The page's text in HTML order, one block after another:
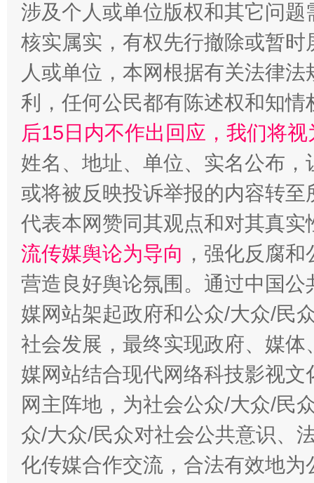
“蜀中异人”王建安的艺术幻境
完善运行机制助力责任有效落实 一纸欠
东山县通报“牛蛙产品抗生素超标问题” 法
涉及个人或单位版权和其它问题
核实属实，有权先行撤除或暂
人或单位，本网根据有关法律
利，任何公民都有陈述权和知情
后15日内不作出回应，我们将
姓名、地址、单位、实名公布
或将被反映投诉举报的内容转
代表本网赞同其观点和对其真实
流传媒舆论为导向 ，强化反腐
营造良好舆论氛围。通过中国
媒网站架起政府和公众/大众/民
社会发展，最终实现政府、媒
媒网站结合现代网络科技影视
网主阵地，为社会公众/大众/民
众/大众/民众对社会公共意识、
化传媒合作交流，合法有效地